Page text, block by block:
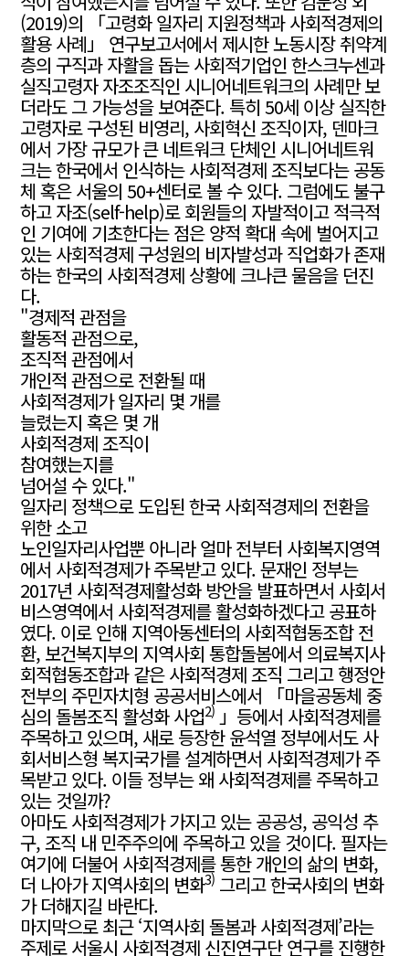
(2019)의 「고령화 일자리 지원정책과 사회적경제의
활용 사례」 연구보고서에서 제시한 노동시장 취약계
층의 구직과 자활을 돕는 사회적기업인 한스크누센과
실직고령자 자조조직인 시니어네트워크의 사례만 보
더라도 그 가능성을 보여준다. 특히 50세 이상 실직한
고령자로 구성된 비영리, 사회혁신 조직이자, 덴마크
에서 가장 규모가 큰 네트워크 단체인 시니어네트워
크는 한국에서 인식하는 사회적경제 조직보다는 공동
체 혹은 서울의 50+센터로 볼 수 있다. 그럼에도 불구
하고 자조(self-help)로 회원들의 자발적이고 적극적
인 기여에 기초한다는 점은 양적 확대 속에 벌어지고
있는 사회적경제 구성원의 비자발성과 직업화가 존재
하는 한국의 사회적경제 상황에 크나큰 물음을 던진
다.
"경제적 관점을
활동적 관점으로,
조직적 관점에서
개인적 관점으로 전환될 때
사회적경제가 일자리 몇 개를
늘렸는지 혹은 몇 개
사회적경제 조직이
참여했는지를
넘어설 수 있다."
일자리 정책으로 도입된 한국 사회적경제의 전환을
위한 소고
노인일자리사업뿐 아니라 얼마 전부터 사회복지영역
에서 사회적경제가 주목받고 있다. 문재인 정부는
2017년 사회적경제활성화 방안을 발표하면서 사회서
비스영역에서 사회적경제를 활성화하겠다고 공표하
였다. 이로 인해 지역아동센터의 사회적협동조합 전
환, 보건복지부의 지역사회 통합돌봄에서 의료복지사
회적협동조합과 같은 사회적경제 조직 그리고 행정안
전부의 주민자치형 공공서비스에서 「마을공동체 중
심의 돌봄조직 활성화 사업2) 」등에서 사회적경제를
주목하고 있으며, 새로 등장한 윤석열 정부에서도 사
회서비스형 복지국가를 설계하면서 사회적경제가 주
목받고 있다. 이들 정부는 왜 사회적경제를 주목하고
있는 것일까?
아마도 사회적경제가 가지고 있는 공공성, 공익성 추
구, 조직 내 민주주의에 주목하고 있을 것이다. 필자는
여기에 더불어 사회적경제를 통한 개인의 삶의 변화,
더 나아가 지역사회의 변화3) 그리고 한국사회의 변화
가 더해지길 바란다.
마지막으로 최근 ‘지역사회 돌봄과 사회적경제’라는
주제로 서울시 사회적경제 신진연구단 연구를 진행한